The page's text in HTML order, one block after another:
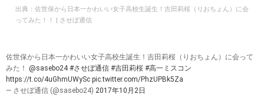
出典： 佐世保から日本一かわいい女子高校生誕生！吉田莉桜（りおちょん）に会
ってみた！！ | させぼ通信
佐世保から日本一かわいい女子高校生誕生！吉田莉桜（りおちょん）に会って
みた！ @sasebo24 #させぼ通信 #吉田莉桜 #高一ミスコン
https://t.co/4uGhmUWySc pic.twitter.com/PhzUPBk5Za
— させぼ通信 (@sasebo24) 2017年10月2日